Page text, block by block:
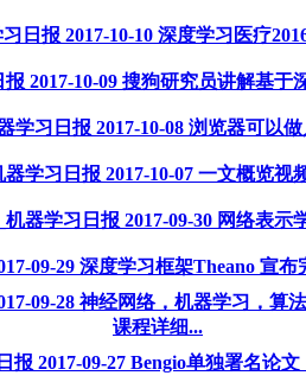
日报 2017-10-10 深度学习医疗
2017-10-09 搜狗研究员讲解基于
学习日报 2017-10-08 浏览器可以
器学习日报 2017-10-07 一文概览视
机器学习日报 2017-09-30 网络表示
09-29 深度学习框架Theano 宣
09-28 神经网络，机器学习，算
课程详细...
报 2017-09-27 Bengio单独署名论